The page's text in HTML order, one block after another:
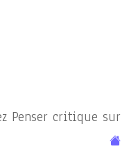
Penser critique sur